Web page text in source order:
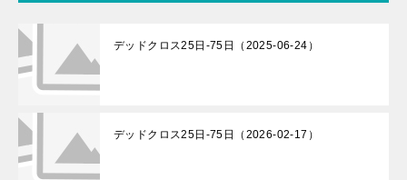
デッドクロス25日-75日（2025-06-24）
デッドクロス25日-75日（2026-02-17）